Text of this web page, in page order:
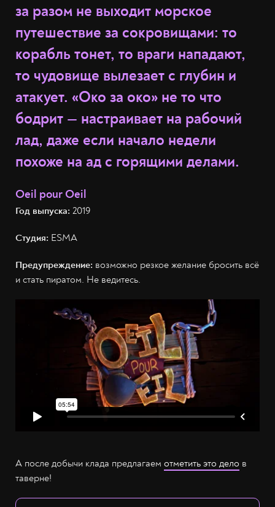
за разом не выходит морское
путешествие за сокровищами: то
корабль тонет, то враги нападают,
то чудовище вылезает с глубин и
атакует. «Око за око» не то что
бодрит — настраивает на рабочий
лад, даже если начало недели
похоже на ад с горящими делами.
Oeil pour Oeil
Год выпуска: 2019
Студия: ESMA
Предупреждение: возможно резкое желание бросить всё
и стать пиратом. Не ведитесь.
А после добычи клада предлагаем отметить это дело в
таверне!